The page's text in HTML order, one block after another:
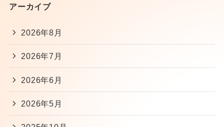
アーカイブ
2026年8月
2026年7月
2026年6月
2026年5月